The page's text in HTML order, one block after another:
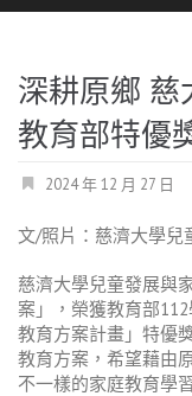
深耕原鄉 慈
教育部特優
2024 年 12 月 27 日
文/照片：慈濟大學兒
慈濟大學兒童發展與
案」，榮獲教育部112
教育方案計畫」特優
教育方案，希望藉由
不一樣的家庭教育學